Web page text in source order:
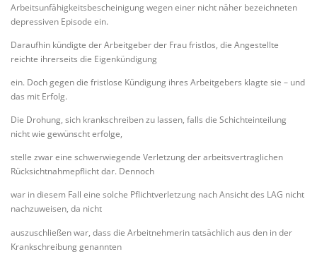
Arbeitsunfähigkeitsbescheinigung wegen einer nicht näher bezeichneten
depressiven Episode ein.
Daraufhin kündigte der Arbeitgeber der Frau fristlos, die Angestellte
reichte ihrerseits die Eigenkündigung
ein. Doch gegen die fristlose Kündigung ihres Arbeitgebers klagte sie – und
das mit Erfolg.
Die Drohung, sich krankschreiben zu lassen, falls die Schichteinteilung
nicht wie gewünscht erfolge,
stelle zwar eine schwerwiegende Verletzung der arbeitsvertraglichen
Rücksichtnahmepflicht dar. Dennoch
war in diesem Fall eine solche Pflichtverletzung nach Ansicht des LAG nicht
nachzuweisen, da nicht
auszuschließen war, dass die Arbeitnehmerin tatsächlich aus den in der
Krankschreibung genannten